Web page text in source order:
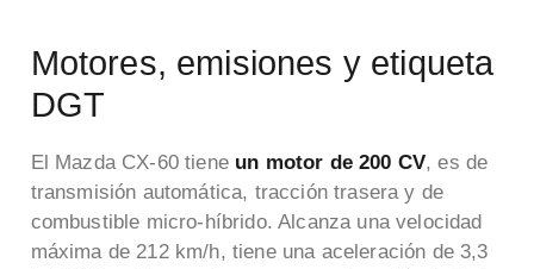
Motores, emisiones y etiqueta
DGT
El Mazda CX-60 tiene un motor de 200 CV, es de
transmisión automática, tracción trasera y de
combustible micro-híbrido. Alcanza una velocidad
máxima de 212 km/h, tiene una aceleración de 3,3